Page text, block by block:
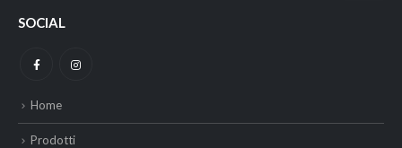
SOCIAL
Home
Prodotti